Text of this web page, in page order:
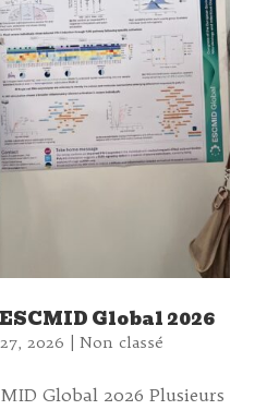
Global 2026
2026 Non classé
Global 2026 Plusieurs